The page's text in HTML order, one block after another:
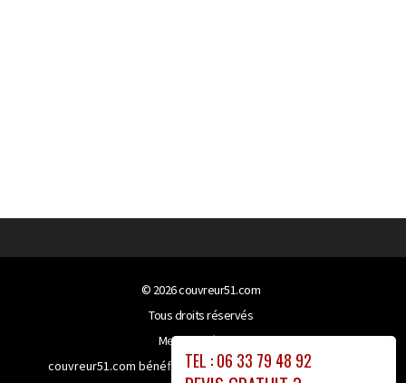
TEL : 06 33 79 48 92
© 2026couvreur51.com
Tous droits réservés
Mentions légales
couvreur51.com bénéficie de la technologieBooster-site